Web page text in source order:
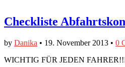
Checkliste
by Danika • 19. November 2013 • 0
WICHTIG FÜR JEDEN